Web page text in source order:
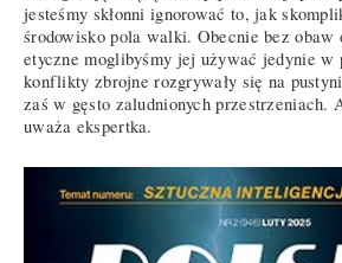
jesteśmy skłonni ignorować to, jak
środowisko pola walki. Obecnie bez
etyczne moglibyśmy jej używać jedynie w
konflikty zbrojne rozgrywały się na
zaś w gęsto zaludnionych
uważa ekspertka.